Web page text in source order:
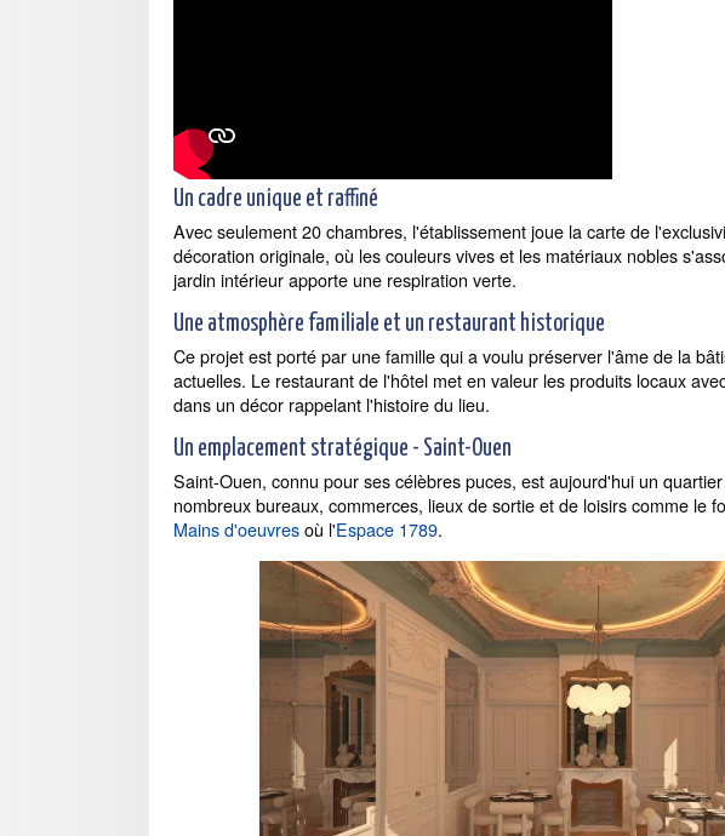
Un cadre unique et raffiné
Avec seulement 20 chambres, l'établissement joue la carte de
décoration originale, où les couleurs vives et les matériaux nobles
jardin intérieur apporte une respiration verte.
Une atmosphère familiale et un restaurant historique
Ce projet est porté par une famille qui a voulu préserver l'âme de la
actuelles. Le restaurant de l'hôtel met en valeur les produits locaux
dans un décor rappelant l'histoire du lieu.
Un emplacement stratégique - Saint-Ouen
Saint-Ouen, connu pour ses célèbres puces, est aujourd'hui un
nombreux bureaux, commerces, lieux de sortie et de loisirs comme le
Mains d'oeuvresoù l'Espace 1789.